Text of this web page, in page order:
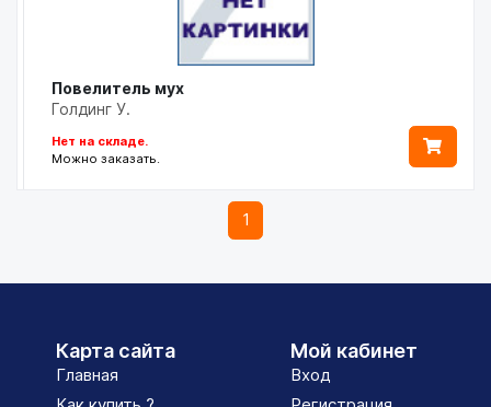
Повелитель мух
Голдинг У.
Нет на складе.
Можно заказать.
1
Карта сайта
Главная
Мой кабинет
Вход